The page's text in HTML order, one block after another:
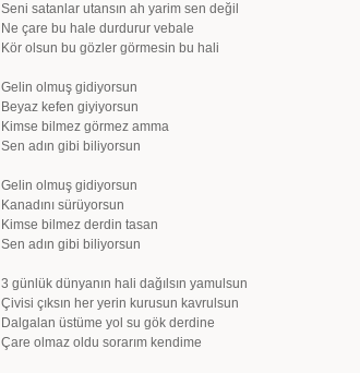
Seni satanlar utansın ah yarim sen değil
Ne çare bu hale durdurur vebale
Kör olsun bu gözler görmesin bu hali
Gelin olmuş gidiyorsun
Beyaz kefen giyiyorsun
Kimse bilmez görmez amma
Sen adın gibi biliyorsun
Gelin olmuş gidiyorsun
Kanadını sürüyorsun
Kimse bilmez derdin tasan
Sen adın gibi biliyorsun
3 günlük dünyanın hali dağılsın yamulsun
Çivisi çıksın her yerin kurusun kavrulsun
Dalgalan üstüme yol su gök derdine
Çare olmaz oldu sorarım kendime